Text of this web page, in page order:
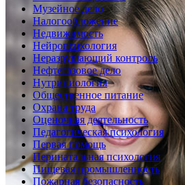
Музейное дело
Налогообложение
Недвижимость
Нейропсихология
Неразрушающий контроль
Нефтегазовое дело
Нутрициология
Общественное питание
Охрана труда
Оценочная деятельность
Педагогическая психология
Первая помощь
Перинатальная психология
Пищевая промышленность
Пожарная безопасность